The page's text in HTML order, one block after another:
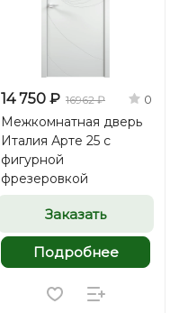
14 750 ₽ 16962 ₽ 0
Межкомнатная дверь
Италия Арте 25 с
фигурной
фрезеровкой
Заказать
Подробнее